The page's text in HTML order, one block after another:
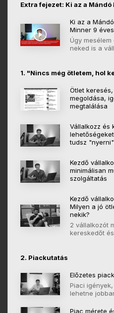
Extra fejezet: Ki az a
Ki az a
Minner 9
Úgy
neked is a
1. "Nincs még ötletem, hol
Ötlet
megoldása,
megtalálása
Vállalkozz és
tudsz
Kezdő
minimálisan
szolgáltatás
Kezdő
Milyen a jó
nekik?
2 vállalkozót
kereskedőt
2. Piackutatás
Előzetes
Piaci
lehetne
Piac mérete